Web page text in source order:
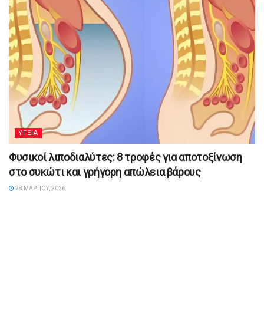
YΓΕΙΑ
Φυσικοί λιποδιαλύτες: 8 τροφές για αποτοξίνωση
στο συκώτι και γρήγορη απώλεια βάρους
28 ΜΑΡΤΊΟΥ, 2026